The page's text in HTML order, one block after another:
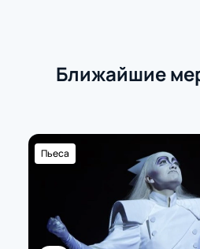
Ближайшие
Пьеса